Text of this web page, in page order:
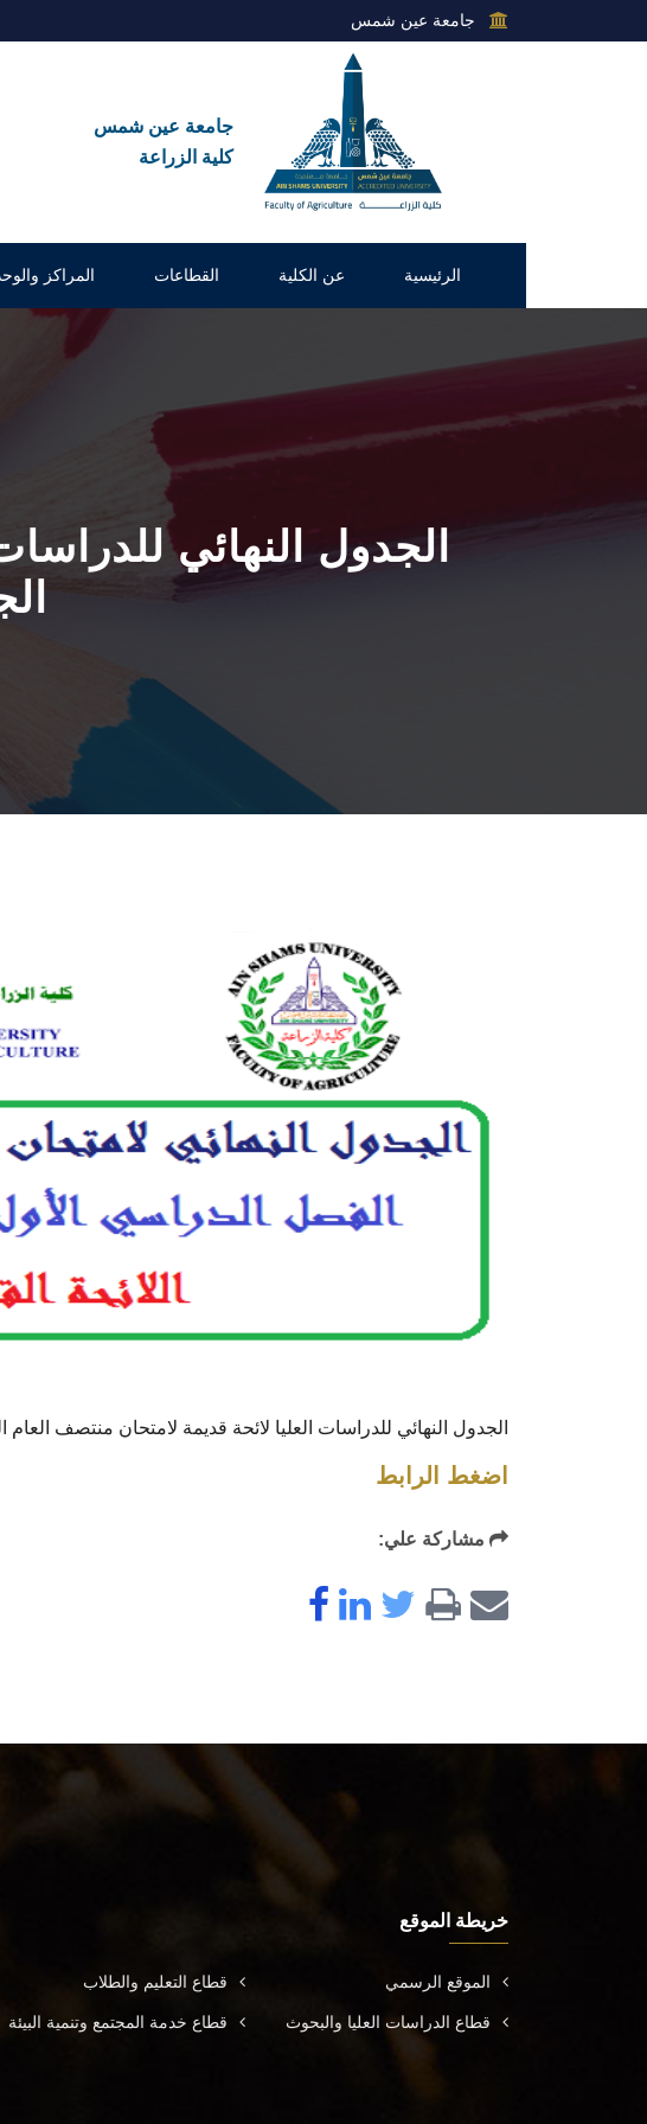
جامعة عين شمس
جامعة عين شمس
كلية الزراعة
الرئيسية عن الكلية القطاعات المراكز
الجدول النهائي
الجدول النهائي للدراسات العليا لائحة قديمة لامتحان منتصف العام الجامعى
اضغط الرابط
مشاركة علي:
خريطة الموقع
الموقع الرسمي قطاع التعليم والطلاب
قطاع الدراسات العليا والبحوث قطاع خدمة المجتمع وتنمية البيئة